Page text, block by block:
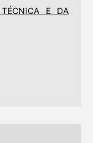
E DA